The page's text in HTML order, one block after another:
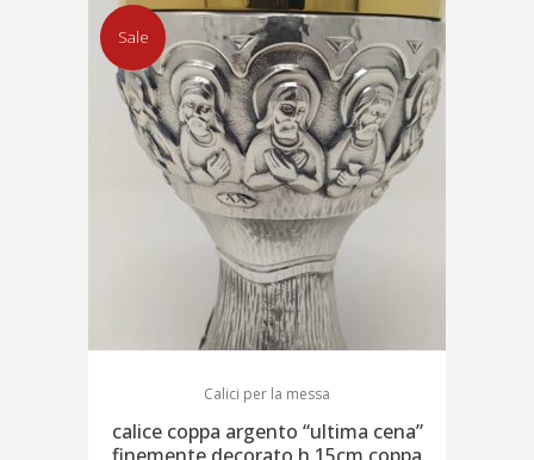
Sale
Calici per la messa
calice coppa argento “ultima cena”